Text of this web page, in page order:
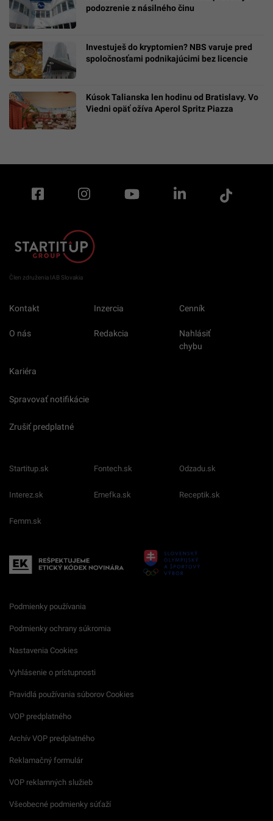
podozrenie z násilného činu
Investuješ do kryptomien? NBS varuje pred
spoločnosťami podnikajúcimi bez licencie
Kúsok Talianska len hodinu od Bratislavy. Vo
Viedni opäť ožíva Aperol Spritz Piazza
Člen združenia IAB Slovakia
Kontakt Inzercia Cenník
O nás Redakcia
Nahlásiť
chybu
Kariéra
Spravovať notifikácie
Zrušiť predplatné
Startitup.sk Fontech.sk Odzadu.sk
Interez.sk Emefka.sk Receptik.sk
Femm.sk
Podmienky používania
Podmienky ochrany súkromia
Nastavenia Cookies
Vyhlásenie o prístupnosti
Pravidlá používania súborov Cookies
VOP predplatného
Archív VOP predplatného
Reklamačný formulár
VOP reklamných služieb
Všeobecné podmienky súťaží